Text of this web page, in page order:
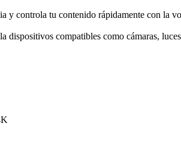
controla tu contenido rápidamente con la
dispositivos compatibles como cámaras,